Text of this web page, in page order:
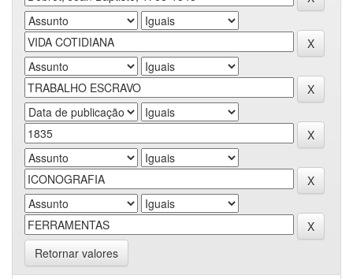
Retornar valores